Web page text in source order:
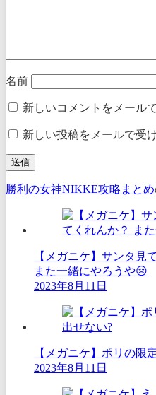
名前
新しいコメントをメール
新しい投稿をメールで受
勝利の女神NIKKE攻略まとめ
【メガニケ】サンタ見
また一緒にやろうや😢
2023年8月11日
【メガニケ】ポリの限
2023年8月11日